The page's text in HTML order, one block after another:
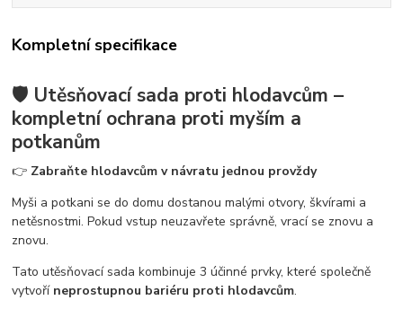
Kompletní specifikace
🛡️ Utěsňovací sada proti hlodavcům –
kompletní ochrana proti myším a
potkanům
👉 Zabraňte hlodavcům v návratu jednou provždy
Myši a potkani se do domu dostanou malými otvory, škvírami a
netěsnostmi. Pokud vstup neuzavřete správně, vrací se znovu a
znovu.
Tato utěsňovací sada kombinuje 3 účinné prvky, které společně
vytvoří neprostupnou bariéru proti hlodavcům.